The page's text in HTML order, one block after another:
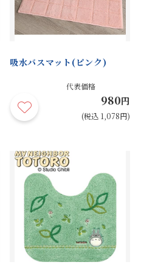
吸水バスマット(ピンク)
代表価格
980円
(税込 1,078円)